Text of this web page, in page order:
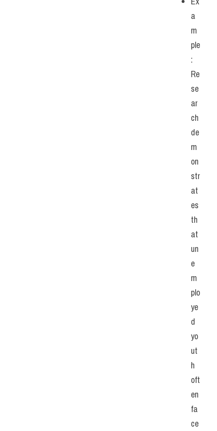
a
m
ple
:
Re
se
ar
ch
de
m
on
str
at
es
th
at
un
e
m
plo
ye
d
yo
ut
h
oft
en
fa
ce